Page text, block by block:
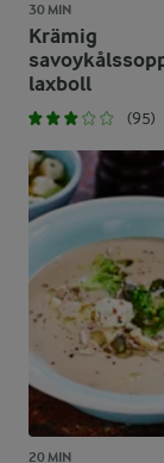
30 MIN
Krämig
laxboll
(95)
20 MIN